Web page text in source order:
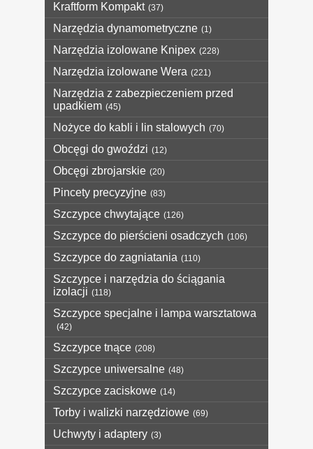
Kraftform Kompakt (37)
Narzędzia dynamometryczne (1)
Narzędzia izolowane Knipex (228)
Narzędzia izolowane Wera (221)
Narzędzia z zabezpieczeniem przed
upadkiem (45)
Nożyce do kabli i lin stalowych (70)
Obcęgi do gwoździ (12)
Obcęgi zbrojarskie (20)
Pincety precyzyjne (83)
Szczypce chwytające (126)
Szczypce do pierścieni osadczych (106)
Szczypce do zagniatania (110)
Szczypce i narzędzia do ściągania
izolacji (118)
Szczypce specjalne i lampa warsztatowa
(42)
Szczypce tnące (208)
Szczypce uniwersalne (48)
Szczypce zaciskowe (14)
Torby i walizki narzędziowe (69)
Uchwyty i adaptery (3)